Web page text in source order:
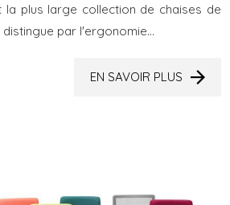
la plus large collection de chaises de
distingue par l'ergonomie...
EN SAVOIR PLUS